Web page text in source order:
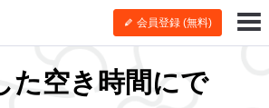
会員登録 (無料)
た空き時間にで